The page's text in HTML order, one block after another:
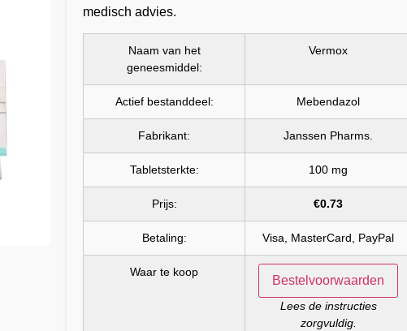
medisch advies.
Naam van het
geneesmiddel:
Vermox
Actief bestanddeel: Mebendazol
Fabrikant: Janssen Pharms.
Tabletsterkte: 100 mg
Prijs: €0.73
Betaling: Visa, MasterCard, PayPal
Waar te koop
Bestelvoorwaarden
Lees de instructies
zorgvuldig.